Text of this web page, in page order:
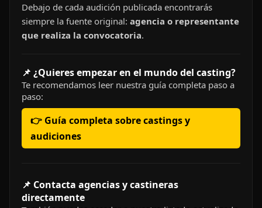
Debajo de cada audición publicada encontrarás
siempre la fuente original: agencia o representante
que realiza la convocatoria.
📌 ¿Quieres empezar en el mundo del casting?
Te recomendamos leer nuestra guía completa paso a
paso:
👉 Guía completa sobre castings y
audiciones
📌 Contacta agencias y castineras
directamente